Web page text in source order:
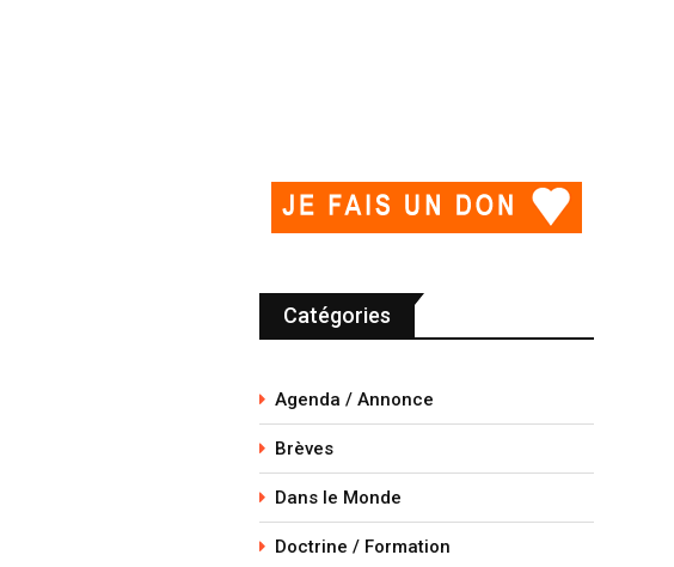
Catégories
Agenda / Annonce
Brèves
Dans le Monde
Doctrine / Formation